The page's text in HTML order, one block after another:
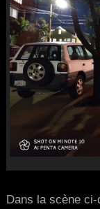
Dans la scène